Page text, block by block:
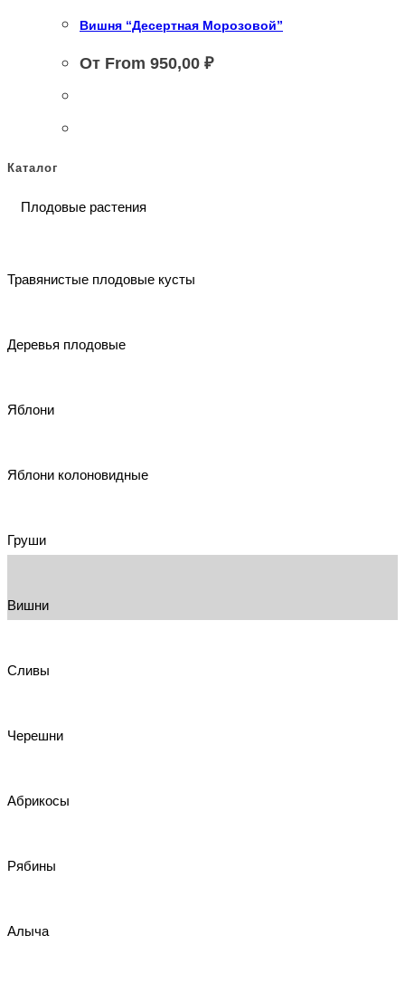
Вишня “Десертная Морозовой”
От From 950,00 ₽
Опции
выбрать
вариаций.
можно
на
товара.
Каталог
Плодовые растения
Травянистые плодовые кусты
Деревья плодовые
Яблони
Яблони колоновидные
Груши
Вишни
Сливы
Черешни
Абрикосы
Рябины
Алыча